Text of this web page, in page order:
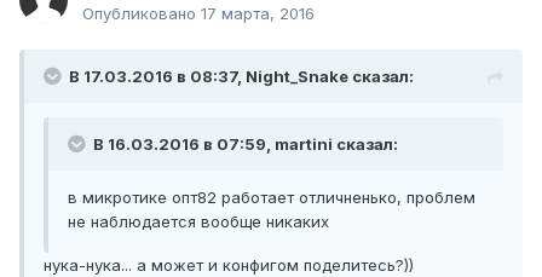
Опубликовано 17 марта, 2016
В 17.03.2016 в 08:37, Night_Snake сказал:
В 16.03.2016 в 07:59, martini сказал:
в микротике опт82 работает отличненько, проблем
не наблюдается вообще никаких
нука-нука... а может и конфигом поделитесь?))